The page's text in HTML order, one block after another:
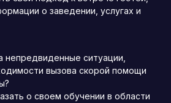
о заведении, услугах и
непредвиденные ситуации,
вызова скорой помощи
о своем обучении в области